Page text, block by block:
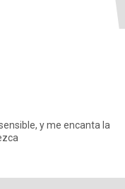
y me encanta la